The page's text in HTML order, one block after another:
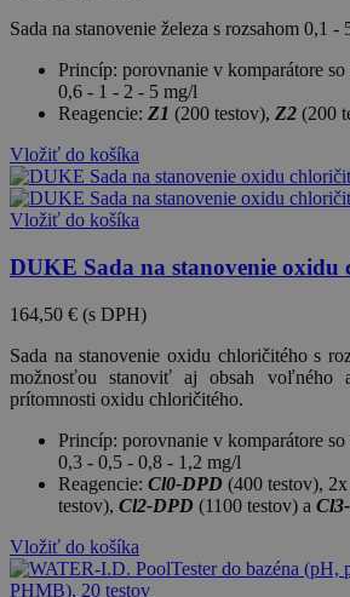
Sada na stanovenie železa s rozsahom 0,1 -
Princíp: porovnanie v komparátore
0,6 - 1 - 2 - 5 mg/l
Reagencie: Z1 (200 testov), Z2 (200
Vložiť do košíka
Vložiť do košíka
DUKE Sada na stanovenie oxidu
164,50 € (s DPH)
Sada na stanovenie oxidu chloričitého s
možnosťou stanoviť aj obsah voľného
prítomnosti oxidu chloričitého.
Princíp: porovnanie v komparátore
0,3 - 0,5 - 0,8 - 1,2 mg/l
Reagencie: Cl0-DPD (400 testov), 2x
testov), Cl2-DPD (1100 testov) a
Vložiť do košíka